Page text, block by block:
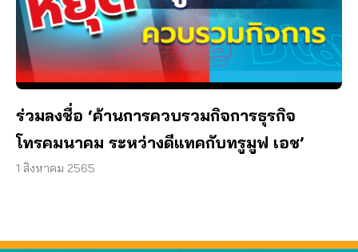
ร่วมลงชื่อ ‘ค้านการควบรวมกิจการธุรกิจ
โทรคมนาคม ระหว่างดีแทคกับทรูมูฟ เอช’
1 สิงหาคม 2565